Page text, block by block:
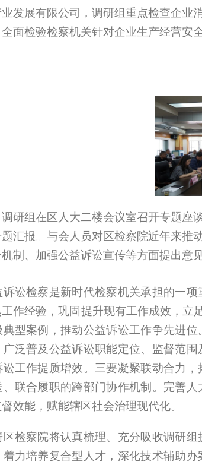
发展有限公司，调研组重点检查企业
面检验检察机关针对企业生产经营安
研组在区人大二楼会议室召开专题座
汇报。与会人员对区检察院近年来推
制、加强公益诉讼宣传等方面提出意见
讼检察是新时代检察机关承担的一
作经验，巩固提升现有工作成效，立
型案例，推动公益诉讼工作争先进位
泛普及公益诉讼职能定位、监督范
工作提质增效。 三要凝聚联动合力，
联合履职的跨部门协作机制。完善
效能，赋能辖区社会治理现代化。
检察院将认真梳理、充分吸收调研
力培养复合型人才，深化技术辅助